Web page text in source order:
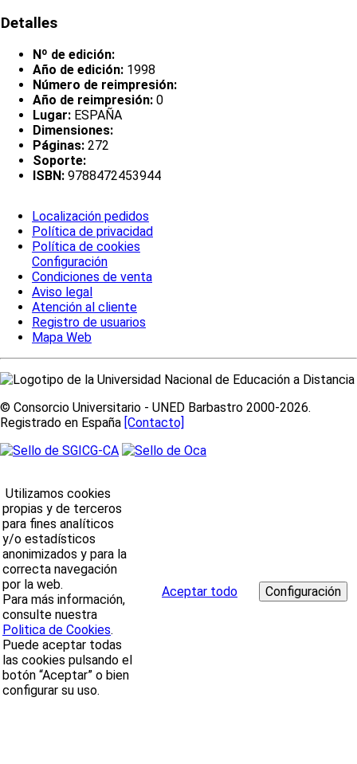
Detalles
Nº de edición:
Año de edición: 1998
Número de reimpresión:
Año de reimpresión: 0
Lugar: ESPAÑA
Dimensiones:
Páginas: 272
Soporte:
ISBN: 9788472453944
Localización pedidos
Política de privacidad
Política de cookies
Configuración
Condiciones de venta
Aviso legal
Atención al cliente
Registro de usuarios
Mapa Web
© Consorcio Universitario - UNED Barbastro 2000-2026.
Registrado en España [Contacto]
Utilizamos cookies
propias y de terceros
para fines analíticos
y/o estadísticos
anonimizados y para la
correcta navegación
por la web.
Para más información,
consulte nuestra
Politica de Cookies.
Puede aceptar todas
las cookies pulsando el
botón “Aceptar” o bien
configurar su uso.
Aceptar todo